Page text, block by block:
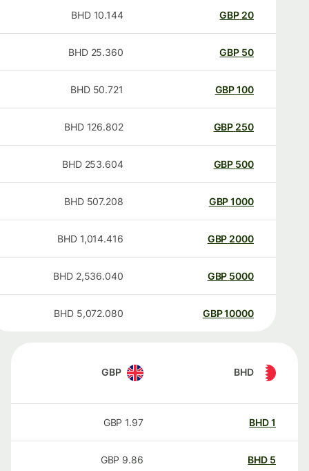
20
GBP
10.144
BHD
50
GBP
25.360
BHD
100
GBP
50.721
BHD
250
GBP
126.802
BHD
500
GBP
253.604
BHD
1000
GBP
507.208
BHD
2000
GBP
1,014.416
BHD
5000
GBP
2,536.040
BHD
10000
GBP
5,072.080
BHD
BHD
GBP
BHD
1.97
GBP
BHD
9.86
GBP